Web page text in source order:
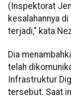
(Inspektorat
kesalahannya
terjadi," kata
Dia
telah
Infrastruktur
tersebut. Saat